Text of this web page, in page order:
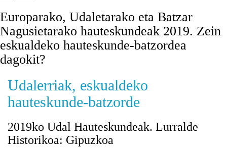
Europarako, Udaletarako eta Batzar
Nagusietarako hauteskundeak 2019. Zein
eskualdeko hauteskunde-batzordea
dagokit?
Udalerriak, eskualdeko
hauteskunde-batzorde
2019ko Udal Hauteskundeak. Lurralde
Historikoa: Gipuzkoa